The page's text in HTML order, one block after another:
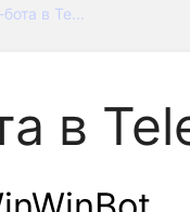
в Te...
в